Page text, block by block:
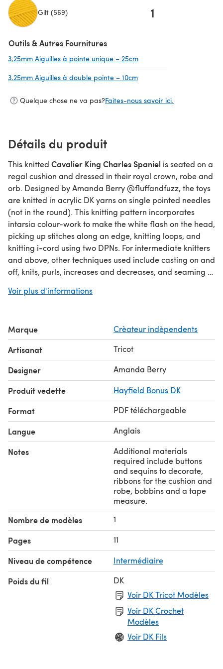
Gilt (569) 1
Outils & Autres Fournitures
3,25mm Aiguilles à pointe unique – 25cm
3,25mm Aiguilles à double pointe – 10cm
Quelque chose ne va pas?Faites-nous savoir ici.
Détails du produit
This knitted Cavalier King Charles Spaniel is seated on a
regal cushion and dressed in their royal crown, robe and
orb. Designed by Amanda Berry @fluffandfuzz, the toys
are knitted in acrylic DK yarns on single pointed needles
(not in the round). This knitting pattern incorporates
intarsia colour-work to make the white flash on the head,
picking up stitches along an edge, knitting loops, and
knitting i-cord using two DPNs. For intermediate knitters
and above, other techniques used include casting on and
off, knits, purls, increases and decreases, and seaming to
is 19cm x 16.5cm, and the orb 6cm tall.
Voir plus d'informations
Marque Crèateur indèpendents
Artisanat Tricot
Designer Amanda Berry
Produit vedette Hayfield Bonus DK
Format PDF téléchargeable
Langue Anglais
Notes
Additional materials
required include buttons
and sequins to decorate,
ribbons for the cushion and
robe, bobbins and a tape
measure.
Nombre de modèles 1
Pages 11
Niveau de compétence Intermédiaire
Poids du fil
DK
Voir DK Tricot Modèles
Voir DK Crochet
Modèles
Voir DK Fils